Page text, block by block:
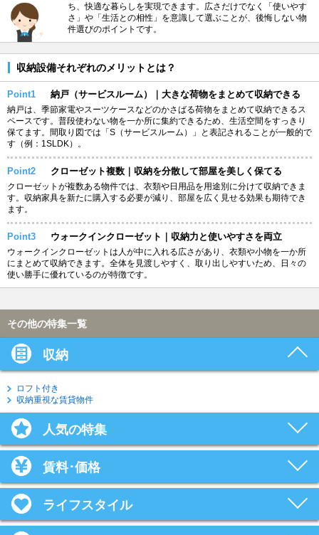
ち、快適な暮らしを実現できます。広さだけでなく「使いやす
さ」や「生活との相性」を意識して選ぶことが、後悔しない物
件選びのポイントです。
収納設備それぞれのメリットとは？
Point1 納戸（サービスルーム）｜大きな荷物をまとめて収納できる
納戸は、季節家電やスーツケースなどのかさばる荷物をまとめて収納できるス
ペースです。普段使わない物を一か所に集約できるため、生活空間をすっきり
保てます。間取り図では「S（サービスルーム）」と表記されることが一般的で
す（例：1SLDK）。
Point2 クローゼット複数｜収納を分散して部屋を美しく保てる
クローゼットが複数ある物件では、衣類や日用品を用途別に分けて収納できま
す。収納家具を新たに購入する必要が減り、部屋を広く見せる効果も期待でき
ます。
Point3 ウォークインクローゼット｜収納力と使いやすさを両立
ウォークインクローゼットは人が中に入れる広さがあり、衣類や小物を一か所
にまとめて収納できます。全体を見渡しやすく、取り出しやすいため、日々の
使い勝手に優れているのが特徴です。
その他の特集一覧
収納
ロフト付き
収納重視な賃貸物件
人気の特集
賃料･価格
ライフスタイル